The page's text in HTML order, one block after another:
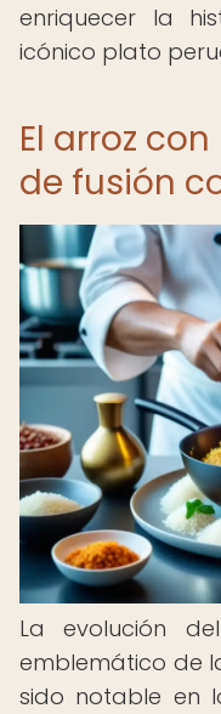
enriquecer la
icónico plato
El arroz
de fusión
La evolución
emblemático de
sido notable en